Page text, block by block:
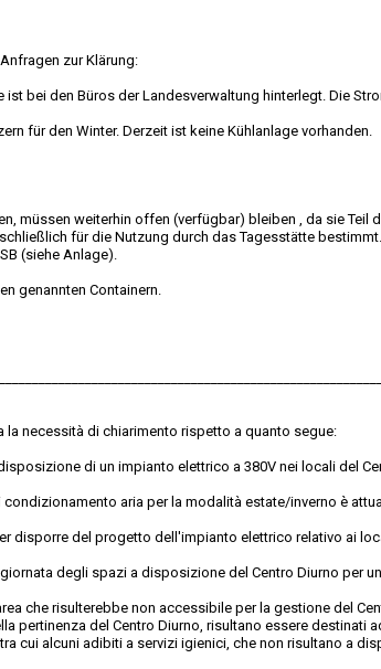
zur Klärung:
bei den Büros der Landesverwaltung hinterlegt. Die
für den Winter. Derzeit ist keine Kühlanlage vorhanden.
müssen weiterhin offen (verfügbar) bleiben , da sie
für die Nutzung durch das Tagesstätte bestimmt.
(siehe Anlage).
genannten Containern.
necessità di chiarimento rispetto a quanto segue:
di un impianto elettrico a 380V nei locali del
aria per la modalità estate/inverno è
disporre del progetto dell'impianto elettrico relativo ai
degli spazi a disposizione del Centro Diurno per
che risulterebbe non accessibile per la gestione del
pertinenza del Centro Diurno, risultano essere destinati
cui alcuni adibiti a servizi igienici, che non risultano a